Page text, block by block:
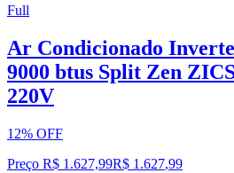
Full
Ar Condicionado
9000 btus Split Zen
220V
12% OFF
Preço R$ 1.627,99R$ 1.627,99